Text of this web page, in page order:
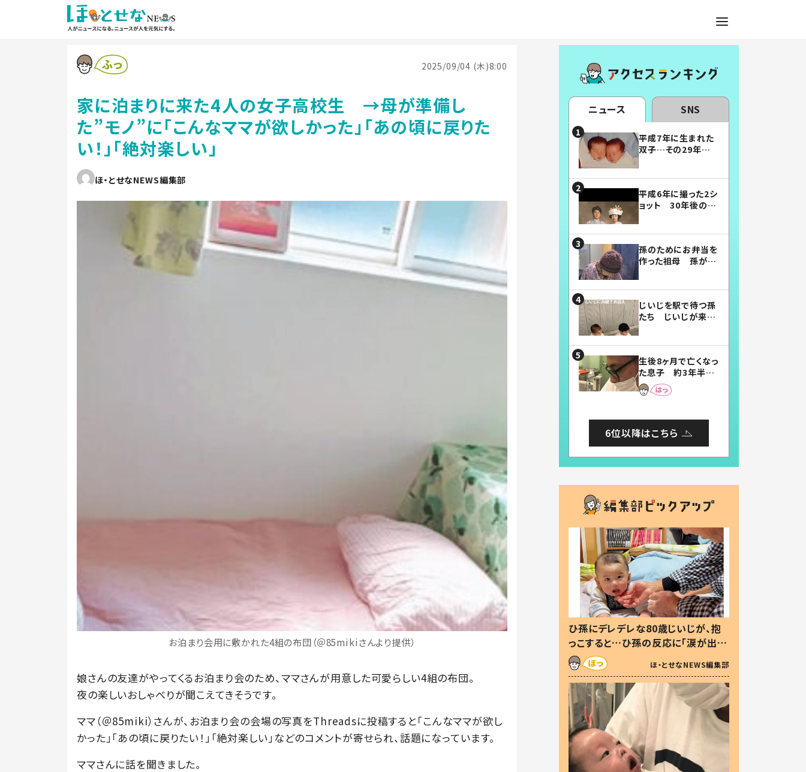
2025/09/04 (木)8:00
家に泊まりに来た4人の女子高校生 →母が準備し
た”モノ”に「こんなママが欲しかった」「あの頃に戻りた
い！」「絶対楽しい」
ほ・とせなNEWS編集部
お泊まり会用に敷かれた4組の布団（＠85mikiさんより提供）
娘さんの友達がやってくるお泊まり会のため、ママさんが用意した可愛らしい4組の布団。
夜の楽しいおしゃべりが聞こえてきそうです。
ママ（＠85miki）さんが、お泊まり会の会場の写真をThreadsに投稿すると「こんなママが欲し
かった」「あの頃に戻りたい！」「絶対楽しい」などのコメントが寄せられ、話題になっています。
ママさんに話を聞きました。
ニュース SNS
平成7年に生まれた
双子…その29年後
平成6年に撮った2シ
ョット 30年後の姿
孫のためにお弁当を
作った祖母 孫が絶
じいじを駅で待つ孫
たち じいじが来た
まらない」「幸せにな
れる」
生後8ヶ月で亡くなっ
た息子 約3年半
後、当時の妻の日記
に書いてあった本音
6位以降はこちら
ひ孫にデレデレな80歳じいじが、抱
っこすると…ひ孫の反応に「涙が出ま
した」「可愛くて仕方ない」
ほ・とせなNEWS編集部